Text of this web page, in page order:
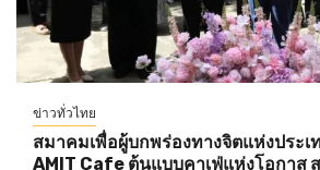
ข่าวทั่วไทย
สมาคมเพื่อผู้บกพร่องทางจิตแห่งประเ
AMIT Cafe ต้นแบบคาเฟ่แห่งโอกาส